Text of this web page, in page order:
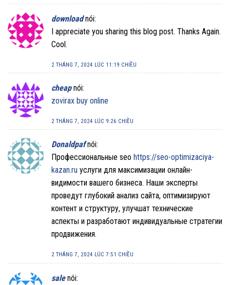
download nói:
I appreciate you sharing this blog post. Thanks Again.
Cool.
2 THÁNG 7, 2024 LÚC 11:19 CHIỀU
cheap nói:
zovirax buy online
2 THÁNG 7, 2024 LÚC 9:26 CHIỀU
Donaldpaf nói:
Профессиональные seo https://seo-optimizaciya-
kazan.ru услуги для максимизации онлайн-
видимости вашего бизнеса. Наши эксперты
проведут глубокий анализ сайта, оптимизируют
контент и структуру, улучшат технические
аспекты и разработают индивидуальные стратегии
продвижения.
2 THÁNG 7, 2024 LÚC 7:51 CHIỀU
sale nói: